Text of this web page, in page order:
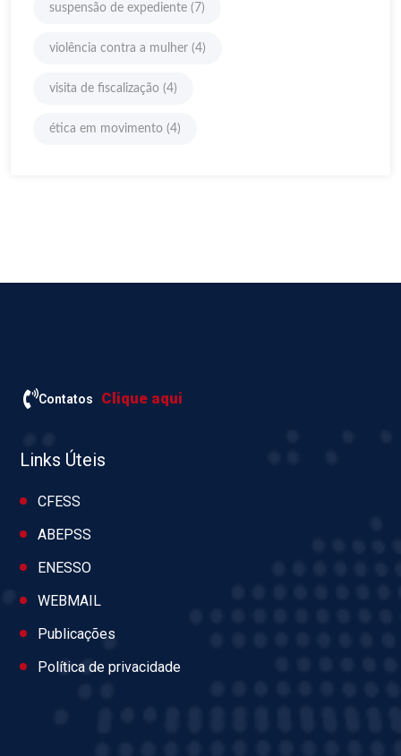
suspensão de expediente (7)
violência contra a mulher (4)
visita de fiscalização (4)
ética em movimento (4)
Contatos Clique aqui
Links Úteis
CFESS
ABEPSS
ENESSO
WEBMAIL
Publicações
Política de privacidade